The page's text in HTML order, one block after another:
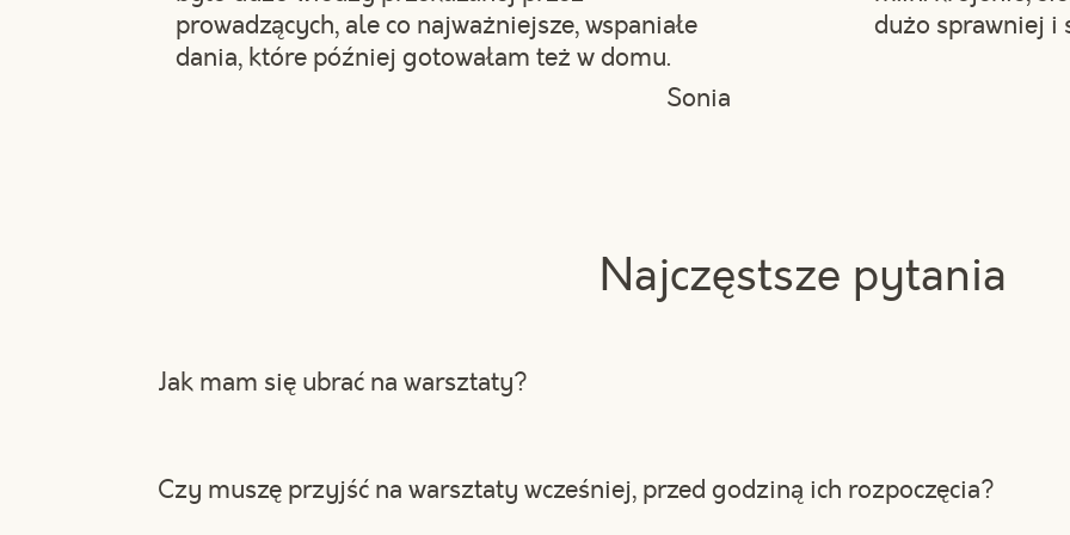
prowadzących, ale co najważniejsze, wspaniałe
dania, które później gotowałam też w domu.
Sonia
dużo sprawniej i
Najczęstsze pytania
Jak mam się ubrać na warsztaty?
dużo fizycznej pracy :) Na czas warsztatów dostaniesz fartuch kucharski, także nie musisz
Czy muszę przyjść na warsztaty wcześniej, przed godziną ich rozpoczęcia?